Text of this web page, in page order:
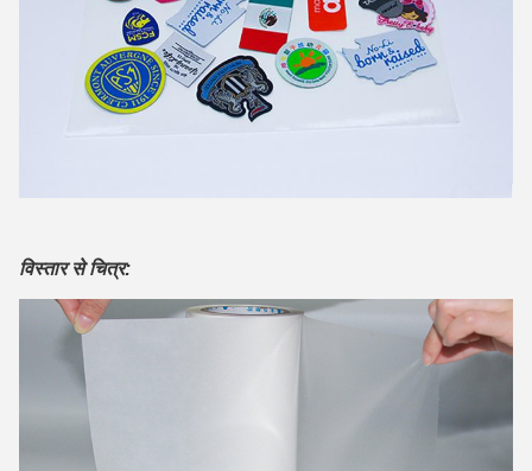
विस्तार से चित्र: